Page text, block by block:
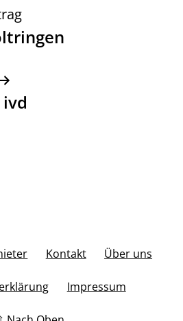
Kontakt Über uns
Impressum